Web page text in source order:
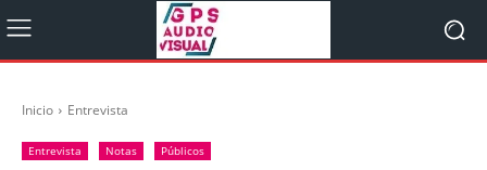
Inicio Entrevista
Entrevista Notas Públicos